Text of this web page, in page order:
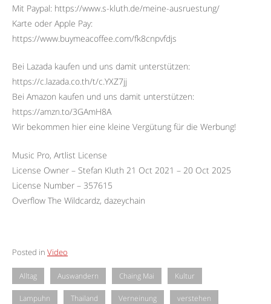
Mit Paypal: https://www.s-kluth.de/meine-ausruestung/
Karte oder Apple Pay:
https://www.buymeacoffee.com/fk8cnpvfdjs
Bei Lazada kaufen und uns damit unterstützen:
https://c.lazada.co.th/t/c.YXZ7jj
Bei Amazon kaufen und uns damit unterstützen:
https://amzn.to/3GAmH8A
Wir bekommen hier eine kleine Vergütung für die Werbung!
Music Pro, Artlist License
License Owner – Stefan Kluth 21 Oct 2021 – 20 Oct 2025
License Number – 357615
Overflow The Wildcardz, dazeychain
Posted in Video
Alltag Auswandern Chaing Mai Kultur
Lampuhn Thailand Verneinung verstehen